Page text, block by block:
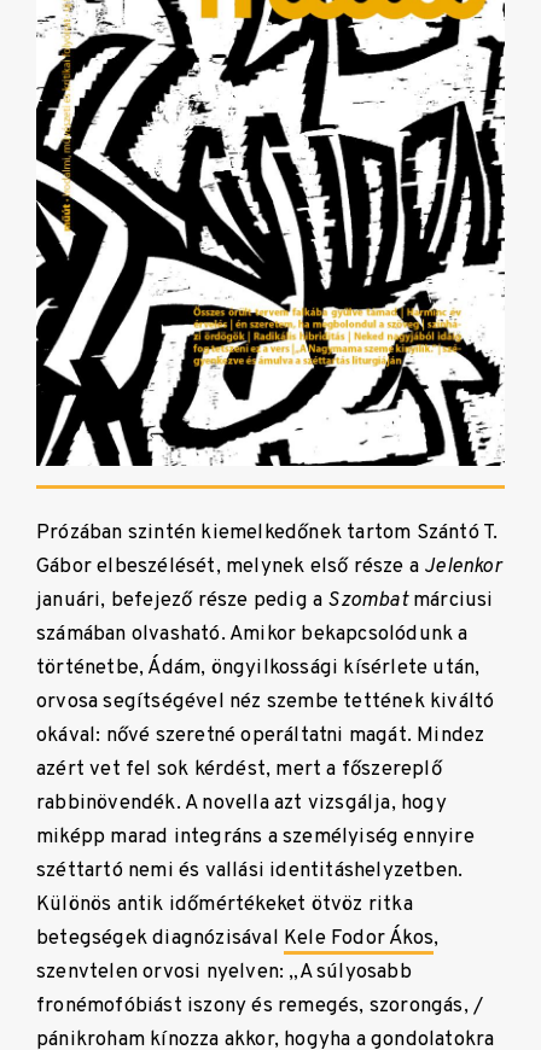
Prózában szintén kiemelkedőnek tartom Szántó T.
Gábor elbeszélését, melynek első része a Jelenkor
januári, befejező része pedig a Szombatmárciusi
számában olvasható. Amikor bekapcsolódunk a
történetbe, Ádám, öngyilkossági kísérlete után,
orvosa segítségével néz szembe tettének kiváltó
okával: nővé szeretné operáltatni magát. Mindez
azért vet fel sok kérdést, mert a főszereplő
rabbinövendék. A novella azt vizsgálja, hogy
miképp marad integráns a személyiség ennyire
széttartó nemi és vallási identitáshelyzetben.
Különös antik időmértékeket ötvöz ritka
betegségek diagnózisával Kele Fodor Ákos,
szenvtelen orvosi nyelven: „A súlyosabb
fronémofóbiást iszony és remegés, szorongás, /
pánikroham kínozza akkor, hogyha a gondolatokra